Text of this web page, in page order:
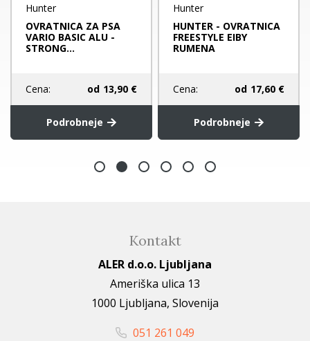
Hunter
OVRATNICA ZA PSA
VARIO BASIC ALU -
STRONG...
Cena: od 13,90 €
Podrobneje
Hunter
HUNTER - OVRATNICA
FREESTYLE EIBY
RUMENA
Cena: od 17,60 €
Podrobneje
Kontakt
ALER d.o.o. Ljubljana
Ameriška ulica 13
1000 Ljubljana, Slovenija
051 261 049